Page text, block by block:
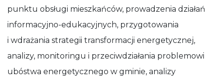
punktu obsługi mieszkańców, prowadzenia działań
informacyjno-edukacyjnych, przygotowania
i wdrażania strategii transformacji energetycznej,
analizy, monitoringu i przeciwdziałania problemowi
ubóstwa energetycznego w gminie, analizy